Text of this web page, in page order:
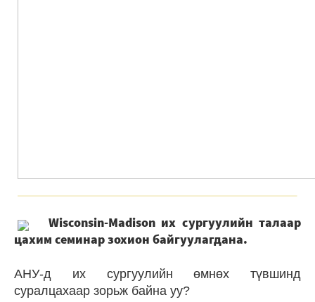
Wisconsin-Madison их сургуулийн талаар
цахим семинар зохион байгуулагдана.
АНУ-д их сургуулийн өмнөх түвшинд
суралцахаар зорьж байна уу?